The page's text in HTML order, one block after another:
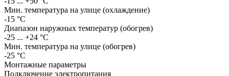
Мин. температура на улице (охлаждение)
-15 °С
Диапазон наружных температур (обогрев)
-25 ... +24 °С
Мин. температура на улице (обогрев)
-25 °С
Монтажные параметры
Подключение электропитания